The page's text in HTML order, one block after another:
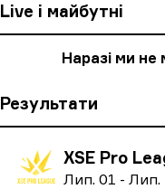
Live і майбутні
Наразі ми
Результати
XSE Pro
Лип. 01 - Лип.